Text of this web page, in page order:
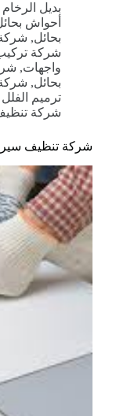
بديل
أحواش
بحائل,
شركة تركيب
واجهات,
بحائل,
ترميم
شركة
شركة تنظيف